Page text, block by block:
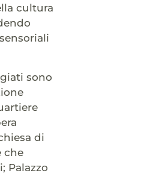
cultura
sono
di
che
Palazzo